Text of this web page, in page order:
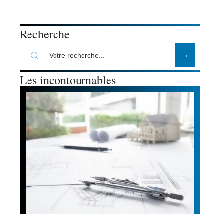
Recherche
Les incontournables